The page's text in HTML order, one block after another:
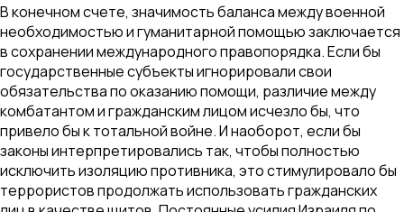
В конечном счете, значимость баланса между военной
необходимостью и гуманитарной помощью заключается
в сохранении международного правопорядка. Если бы
государственные субъекты игнорировали свои
обязательства по оказанию помощи, различие между
комбатантом и гражданским лицом исчезло бы, что
привело бы к тотальной войне. И наоборот, если бы
законы интерпретировались так, чтобы полностью
исключить изоляцию противника, это стимулировало бы
террористов продолжать использовать гражданских